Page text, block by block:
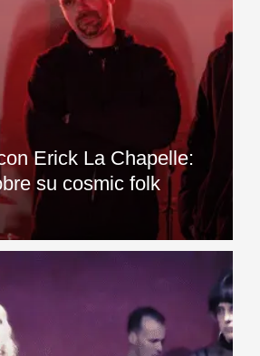
Erick La Chapelle:
su cosmic folk